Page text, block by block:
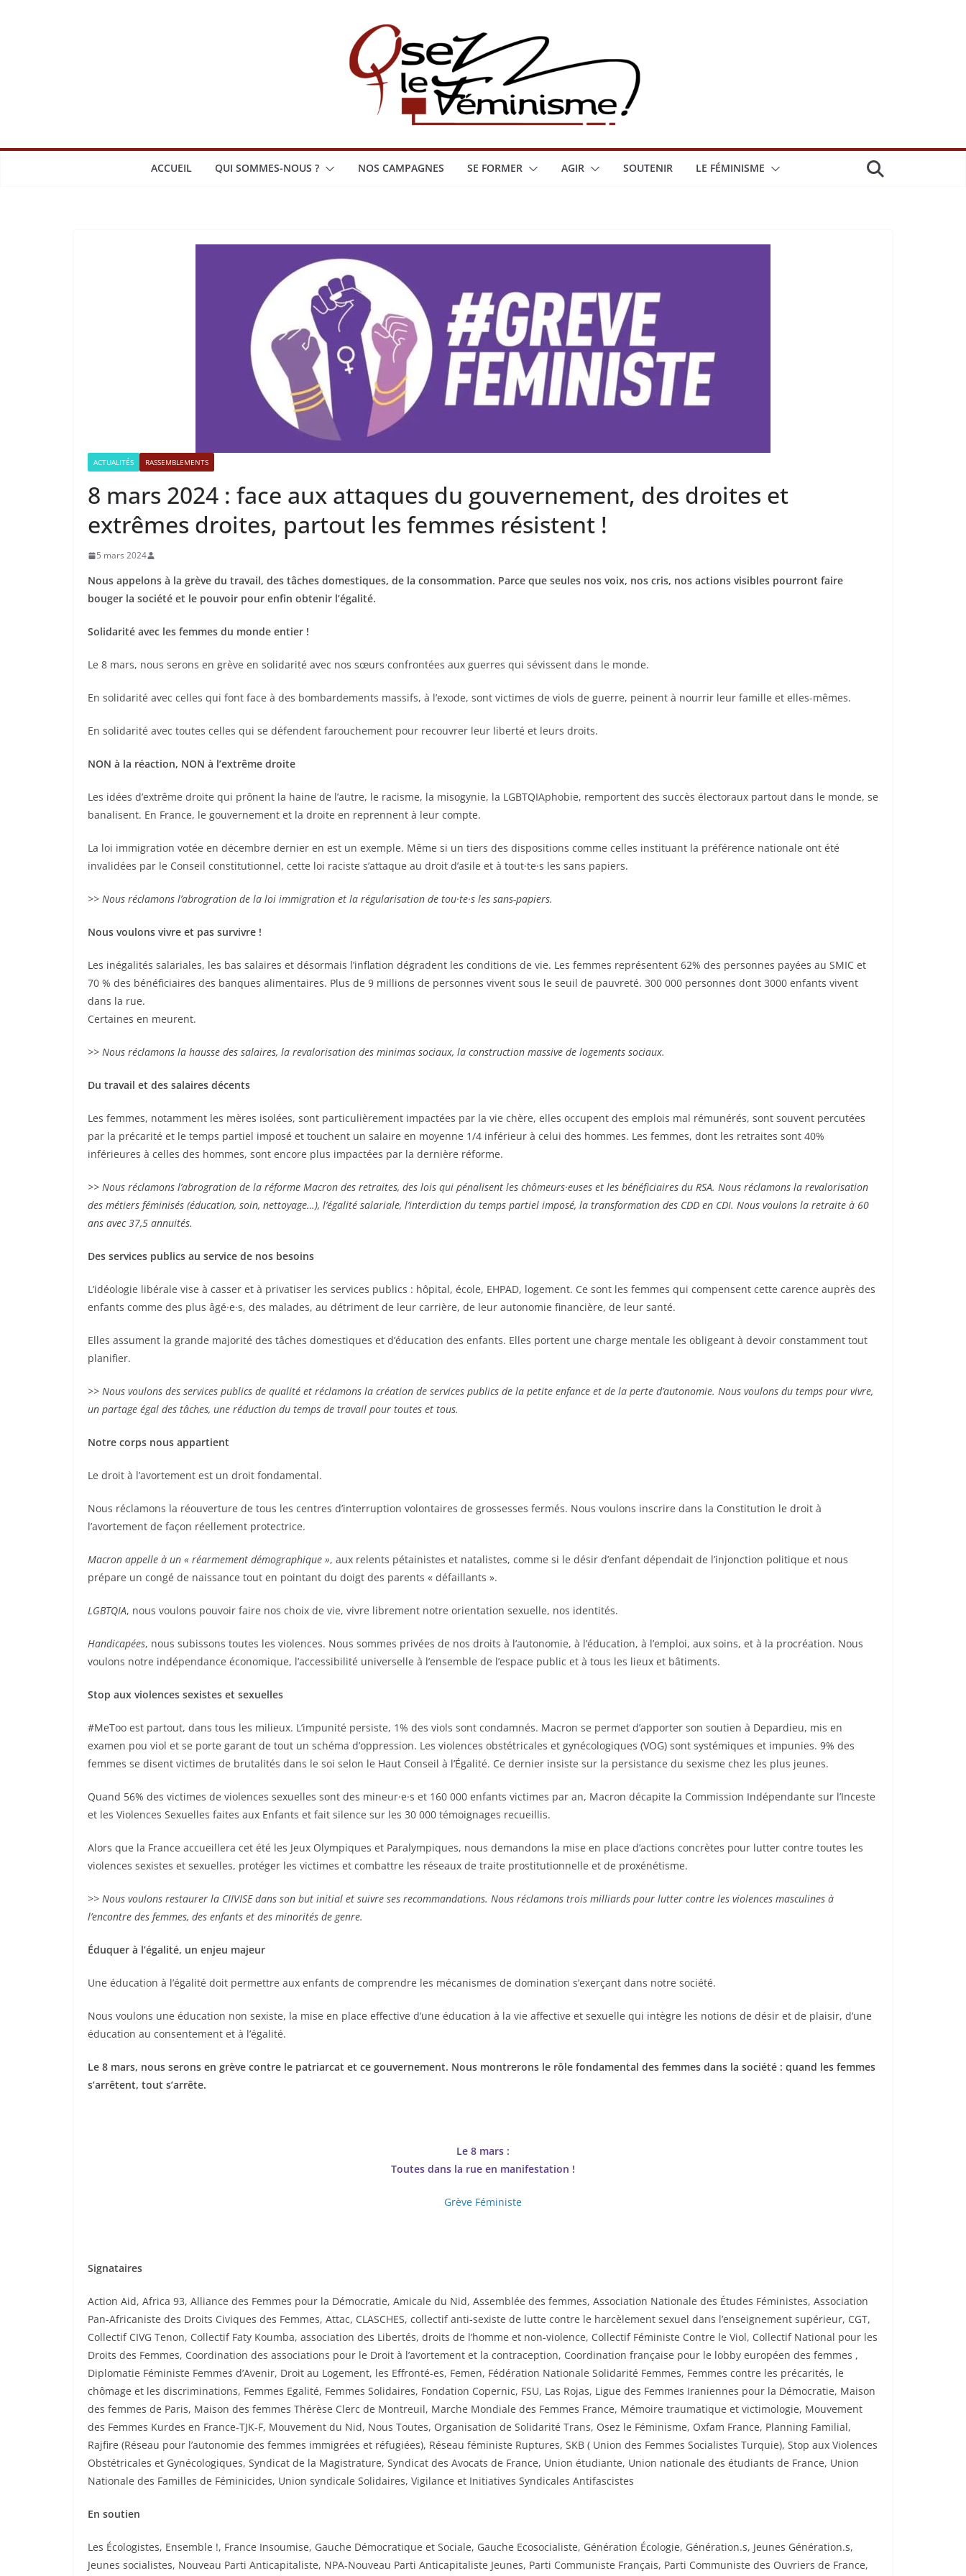
ACCUEIL QUI SOMMES-NOUS ? NOS CAMPAGNES SE FORMER AGIR SOUTENIR LE FÉMINISME
ACTUALITÉS RASSEMBLEMENTS
8 mars 2024 : face aux attaques du gouvernement, des droites et
extrêmes droites, partout les femmes résistent !
5 mars 2024
Nous appelons à la grève du travail, des tâches domestiques, de la consommation. Parce que seules nos voix, nos cris, nos actions visibles pourront faire
bouger la société et le pouvoir pour enfin obtenir l’égalité.
Solidarité avec les femmes du monde entier !
Le 8 mars, nous serons en grève en solidarité avec nos sœurs confrontées aux guerres qui sévissent dans le monde.
En solidarité avec celles qui font face à des bombardements massifs, à l’exode, sont victimes de viols de guerre, peinent à nourrir leur famille et elles-mêmes.
En solidarité avec toutes celles qui se défendent farouchement pour recouvrer leur liberté et leurs droits.
NON à la réaction, NON à l’extrême droite
Les idées d’extrême droite qui prônent la haine de l’autre, le racisme, la misogynie, la LGBTQIAphobie, remportent des succès électoraux partout dans le monde, se
banalisent. En France, le gouvernement et la droite en reprennent à leur compte.
La loi immigration votée en décembre dernier en est un exemple. Même si un tiers des dispositions comme celles instituant la préférence nationale ont été
invalidées par le Conseil constitutionnel, cette loi raciste s’attaque au droit d’asile et à tout·te·s les sans papiers.
>> Nous réclamons l’abrogration de la loi immigration et la régularisation de tou·te·s les sans-papiers.
Nous voulons vivre et pas survivre !
Les inégalités salariales, les bas salaires et désormais l’inflation dégradent les conditions de vie. Les femmes représentent 62% des personnes payées au SMIC et
70 % des bénéficiaires des banques alimentaires. Plus de 9 millions de personnes vivent sous le seuil de pauvreté. 300 000 personnes dont 3000 enfants vivent
dans la rue.
Certaines en meurent.
>> Nous réclamons la hausse des salaires, la revalorisation des minimas sociaux, la construction massive de logements sociaux.
Du travail et des salaires décents
Les femmes, notamment les mères isolées, sont particulièrement impactées par la vie chère, elles occupent des emplois mal rémunérés, sont souvent percutées
par la précarité et le temps partiel imposé et touchent un salaire en moyenne 1/4 inférieur à celui des hommes. Les femmes, dont les retraites sont 40%
inférieures à celles des hommes, sont encore plus impactées par la dernière réforme.
>> Nous réclamons l’abrogration de la réforme Macron des retraites, des lois qui pénalisent les chômeurs·euses et les bénéficiaires du RSA. Nous réclamons la revalorisation
des métiers féminisés (éducation, soin, nettoyage…), l’égalité salariale, l’interdiction du temps partiel imposé, la transformation des CDD en CDI. Nous voulons la retraite à 60
ans avec 37,5 annuités.
Des services publics au service de nos besoins
L’idéologie libérale vise à casser et à privatiser les services publics : hôpital, école, EHPAD, logement. Ce sont les femmes qui compensent cette carence auprès des
enfants comme des plus âgé·e·s, des malades, au détriment de leur carrière, de leur autonomie financière, de leur santé.
Elles assument la grande majorité des tâches domestiques et d’éducation des enfants. Elles portent une charge mentale les obligeant à devoir constamment tout
planifier.
>> Nous voulons des services publics de qualité et réclamons la création de services publics de la petite enfance et de la perte d’autonomie. Nous voulons du temps pour vivre,
un partage égal des tâches, une réduction du temps de travail pour toutes et tous.
Notre corps nous appartient
Le droit à l’avortement est un droit fondamental.
Nous réclamons la réouverture de tous les centres d’interruption volontaires de grossesses fermés. Nous voulons inscrire dans la Constitution le droit à
l’avortement de façon réellement protectrice.
Macron appelle à un « réarmement démographique », aux relents pétainistes et natalistes, comme si le désir d’enfant dépendait de l’injonction politique et nous
prépare un congé de naissance tout en pointant du doigt des parents « défaillants ».
LGBTQIA, nous voulons pouvoir faire nos choix de vie, vivre librement notre orientation sexuelle, nos identités.
Handicapées, nous subissons toutes les violences. Nous sommes privées de nos droits à l’autonomie, à l’éducation, à l’emploi, aux soins, et à la procréation. Nous
voulons notre indépendance économique, l’accessibilité universelle à l’ensemble de l’espace public et à tous les lieux et bâtiments.
Stop aux violences sexistes et sexuelles
#MeToo est partout, dans tous les milieux. L’impunité persiste, 1% des viols sont condamnés. Macron se permet d’apporter son soutien à Depardieu, mis en
examen pou viol et se porte garant de tout un schéma d’oppression. Les violences obstétricales et gynécologiques (VOG) sont systémiques et impunies. 9% des
femmes se disent victimes de brutalités dans le soi selon le Haut Conseil à l’Égalité. Ce dernier insiste sur la persistance du sexisme chez les plus jeunes.
Quand 56% des victimes de violences sexuelles sont des mineur·e·s et 160 000 enfants victimes par an, Macron décapite la Commission Indépendante sur l’Inceste
et les Violences Sexuelles faites aux Enfants et fait silence sur les 30 000 témoignages recueillis.
Alors que la France accueillera cet été les Jeux Olympiques et Paralympiques, nous demandons la mise en place d’actions concrètes pour lutter contre toutes les
violences sexistes et sexuelles, protéger les victimes et combattre les réseaux de traite prostitutionnelle et de proxénétisme.
>> Nous voulons restaurer la CIIVISE dans son but initial et suivre ses recommandations. Nous réclamons trois milliards pour lutter contre les violences masculines à
l’encontre des femmes, des enfants et des minorités de genre.
Éduquer à l’égalité, un enjeu majeur
Une éducation à l’égalité doit permettre aux enfants de comprendre les mécanismes de domination s’exerçant dans notre société.
Nous voulons une éducation non sexiste, la mise en place effective d’une éducation à la vie affective et sexuelle qui intègre les notions de désir et de plaisir, d’une
éducation au consentement et à l’égalité.
Le 8 mars, nous serons en grève contre le patriarcat et ce gouvernement. Nous montrerons le rôle fondamental des femmes dans la société : quand les femmes
s’arrêtent, tout s’arrête.
Le 8 mars :
Toutes dans la rue en manifestation !
Grève Féministe
Signataires
Action Aid, Africa 93, Alliance des Femmes pour la Démocratie, Amicale du Nid, Assemblée des femmes, Association Nationale des Études Féministes, Association
Pan-Africaniste des Droits Civiques des Femmes, Attac, CLASCHES, collectif anti-sexiste de lutte contre le harcèlement sexuel dans l’enseignement supérieur, CGT,
Collectif CIVG Tenon, Collectif Faty Koumba, association des Libertés, droits de l’homme et non-violence, Collectif Féministe Contre le Viol, Collectif National pour les
Droits des Femmes, Coordination des associations pour le Droit à l’avortement et la contraception, Coordination française pour le lobby européen des femmes ,
Diplomatie Féministe Femmes d’Avenir, Droit au Logement, les Effronté-es, Femen, Fédération Nationale Solidarité Femmes, Femmes contre les précarités, le
chômage et les discriminations, Femmes Egalité, Femmes Solidaires, Fondation Copernic, FSU, Las Rojas, Ligue des Femmes Iraniennes pour la Démocratie, Maison
des femmes de Paris, Maison des femmes Thérèse Clerc de Montreuil, Marche Mondiale des Femmes France, Mémoire traumatique et victimologie, Mouvement
des Femmes Kurdes en France-TJK-F, Mouvement du Nid, Nous Toutes, Organisation de Solidarité Trans, Osez le Féminisme, Oxfam France, Planning Familial,
Rajfire (Réseau pour l’autonomie des femmes immigrées et réfugiées), Réseau féministe Ruptures, SKB ( Union des Femmes Socialistes Turquie), Stop aux Violences
Obstétricales et Gynécologiques, Syndicat de la Magistrature, Syndicat des Avocats de France, Union étudiante, Union nationale des étudiants de France, Union
Nationale des Familles de Féminicides, Union syndicale Solidaires, Vigilance et Initiatives Syndicales Antifascistes
En soutien
Les Écologistes, Ensemble !, France Insoumise, Gauche Démocratique et Sociale, Gauche Ecosocialiste, Génération Écologie, Génération.s, Jeunes Génération.s,
Jeunes socialistes, Nouveau Parti Anticapitaliste, NPA-Nouveau Parti Anticapitaliste Jeunes, Parti Communiste Français, Parti Communiste des Ouvriers de France,